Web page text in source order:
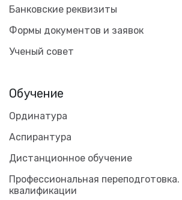
Банковские реквизиты
Формы документов и заявок
Ученый совет
Обучение
Ординатура
Аспирантура
Дистанционное обучение
Профессиональная
квалификации